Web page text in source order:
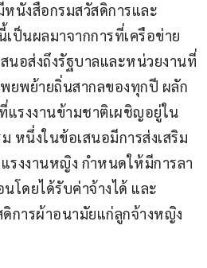
หนังสือกรมสวัสดิการและ
เป็นผลมาจากการที่เครือข่าย
นอส่งถึงรัฐบาลและหน่วยงานที่
ยพย้ายถิ่นสากลของทุกปี ผลัก
รงงานข้ามชาติเผชิญอยู่ใน
หนึ่งในข้อเสนอมีการส่งเสริม
งงานหญิง กำหนดให้มีการลา
โดยได้รับค่าจ้างได้ และ
การผ้าอนามัยแก่ลูกจ้างหญิง